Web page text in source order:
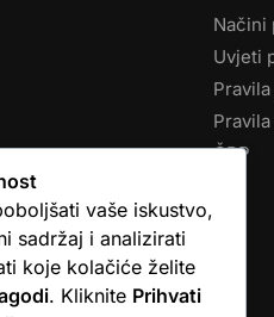
Načini
Uvjeti
ČPP
vaše iskustvo,
sadržaj i analizirati
koje kolačiće želite
. Kliknite Prihvati